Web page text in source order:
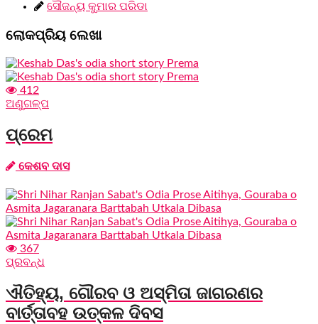
ସୌଜନ୍ୟ କୁମାର ପରିଡା
ଲୋକପ୍ରିୟ ଲେଖା
412
ଅଣୁଗଳ୍ପ
ପ୍ରେମ
କେଶବ ଦାସ
367
ପ୍ରବନ୍ଧ
ଐତିହ୍ୟ, ଗୌରବ ଓ ଅସ୍ମିତା ଜାଗରଣର
ବାର୍ତ୍ତାବହ ଉତ୍କଳ ଦିବସ